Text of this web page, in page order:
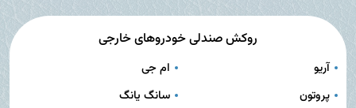
روکش صندلی خودروهای خارجی
آریو
ام جی
پروتون
سانگ یانگ